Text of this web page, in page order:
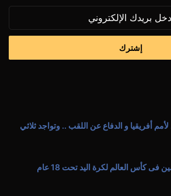
أفريقيا و الدفاع عن اللقب .. وتواجد ثلاثي
نتيجة مباراة مصر والصين فى كأس العالم لكرة اليد تحت 18 عام